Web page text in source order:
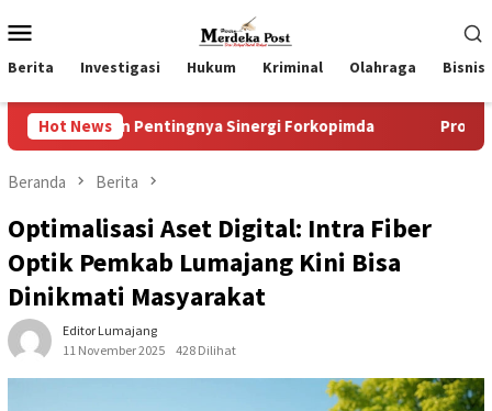
ke
kontenMobile
Berita Investigasi Hukum Kriminal Olahraga Bisnis
Hot NewsSinergi Forkopimda Progres Pelaksanaan
Beranda Berita
Optimalisasi Aset Digital: Intra Fiber
Optik Pemkab Lumajang Kini Bisa
Dinikmati Masyarakat
Editor Lumajang
11 November 2025
428 Dilihat